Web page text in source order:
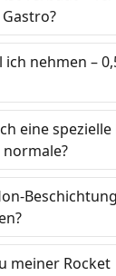
nehmen –
eine
meiner Rocket